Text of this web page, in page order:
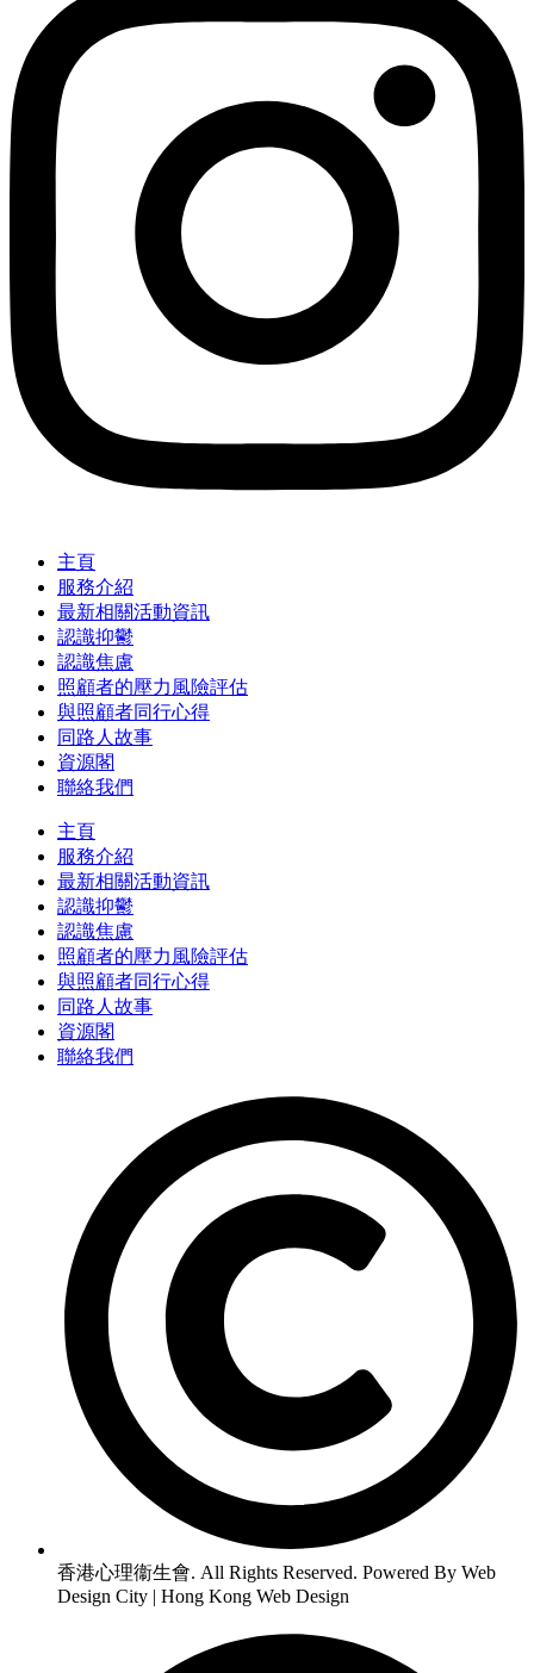
主頁
服務介紹
最新相關活動資訊
認識抑鬱
認識焦慮
照顧者的壓力風險評估
與照顧者同行心得
同路人故事
資源閣
聯絡我們
主頁
服務介紹
最新相關活動資訊
認識抑鬱
認識焦慮
照顧者的壓力風險評估
與照顧者同行心得
同路人故事
資源閣
聯絡我們
香港心理衞生會. All Rights Reserved. Powered By Web
Design City | Hong Kong Web Design